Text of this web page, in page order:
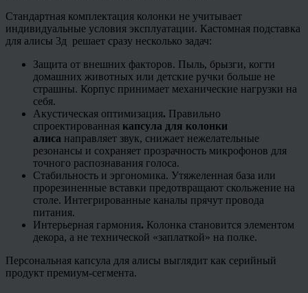
Стандартная комплектация колонки не учитывает
индивидуальные условия эксплуатации. Кастомная подставка
для алисы 3д решает сразу несколько задач:
Защита от внешних факторов. Пыль, брызги, когти
домашних животных или детские ручки больше не
страшны. Корпус принимает механические нагрузки на
себя.
Акустическая оптимизация. Правильно
спроектированная капсула для колонки
алиса направляет звук, снижает нежелательные
резонансы и сохраняет прозрачность микрофонов для
точного распознавания голоса.
Стабильность и эргономика. Утяжеленная база или
прорезиненные вставки предотвращают скольжение на
столе. Интегрированные каналы прячут провода
питания.
Интерьерная гармония. Колонка становится элементом
декора, а не технической «заплаткой» на полке.
Персональная капсула для алисы выглядит как серийный
продукт премиум-сегмента.